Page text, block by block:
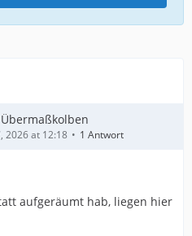
2026 at 12:18 1 Antwort
aufgeräumt hab, liegen hier